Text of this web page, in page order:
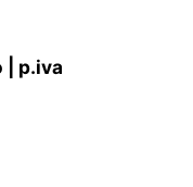
| p.iva